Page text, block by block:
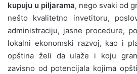
kupuju u piljarama, nego svaki od
nešto kvalitetno invetitoru,
administraciju, jasne procedure,
lokalni ekonomski razvoj, kao i
opština želi da ulaže i koju
zavisno od potencijala kojima